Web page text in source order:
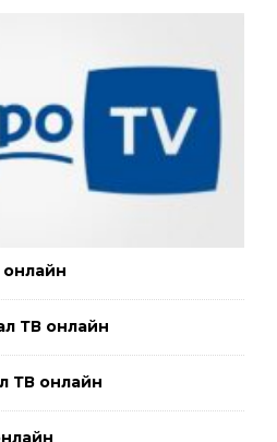
ТВ онлайн
ТВ онлайн